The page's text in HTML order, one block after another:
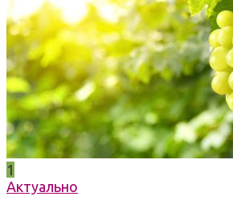
1
Актуально